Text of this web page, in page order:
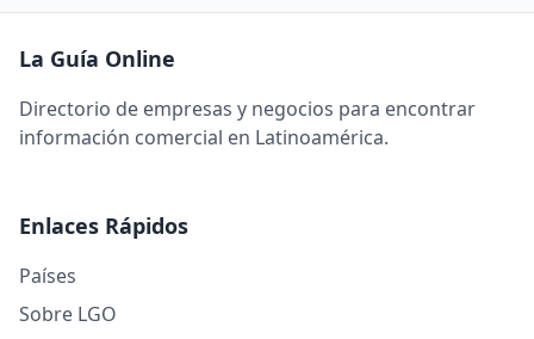
La Guía Online
Directorio de empresas y negocios para encontrar
información comercial en Latinoamérica.
Enlaces Rápidos
Países
Sobre LGO